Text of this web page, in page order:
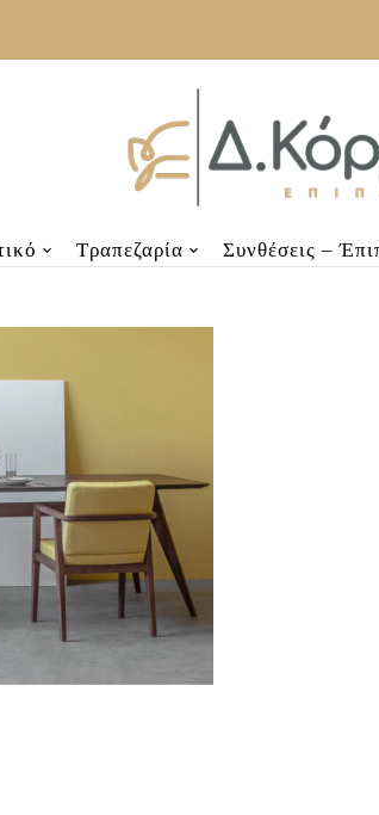
Τραπεζαρία Συνθέσεις –